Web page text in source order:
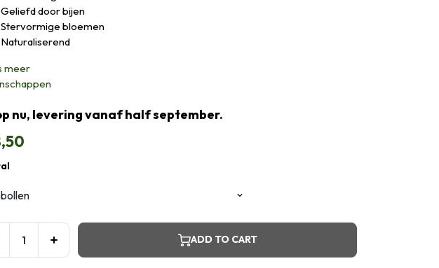
Geliefd door bijen
Stervormige bloemen
Naturaliserend
meer
nu, levering vanaf half september.
ADD TO CART